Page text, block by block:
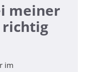
meiner
richtig
im